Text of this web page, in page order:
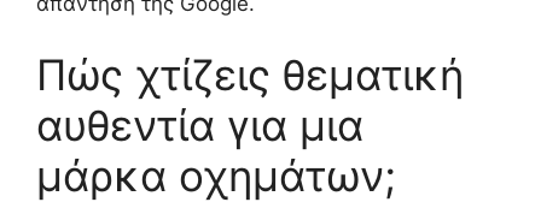
Πώς χτίζεις θεματική
αυθεντία για μια
μάρκα οχημάτων;